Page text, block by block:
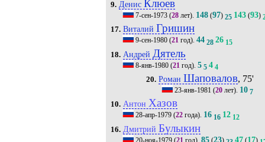
9. Денис Клюев
7-сен-1973(28лет). 148(97) 25 143(93)
17. Виталий Гришин
9-сен-1980(21год). 44 28 26 15
18. Андрей Дятель
8-янв-1980(21 год). 5 5 4 4
20. Роман Шаповалов, 75'
23-янв-1981 (20 лет). 10 7
10. Антон Хазов
28-апр-1979(22года). 16 16 12 12
16. Дмитрий Булыкин
20-ноя-1979(21 год). 85(23) 47(17)